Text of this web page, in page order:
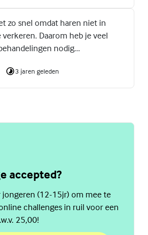
zo snel omdat haren niet in
verkeren. Daarom heb je veel
nodig...
3 jaren geleden
accepted?
jongeren (12-15jr) om mee te
challenges in ruil voor een
25,00!